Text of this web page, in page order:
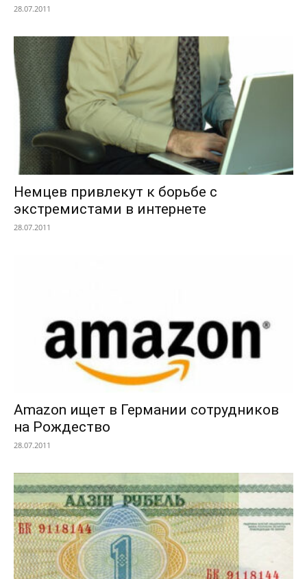
28.07.2011
Немцев привлекут к борьбе с
экстремистами в интернете
28.07.2011
Amazon ищет в Германии сотрудников
на Рождество
28.07.2011